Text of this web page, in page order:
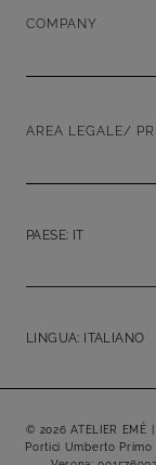
COMPANY
AREA LEGALE/
PAESE: IT
LINGUA: ITALIANO
© 2026 ATELIER EMÉ
Portici Umberto